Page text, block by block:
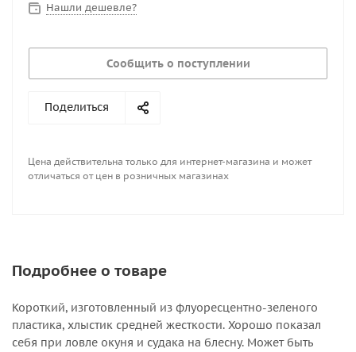
Нашли дешевле?
Сообщить о поступлении
Поделиться
Цена действительна только для интернет-магазина и может
отличаться от цен в розничных магазинах
Подробнее о товаре
Короткий, изготовленный из флуоресцентно-зеленого
пластика, хлыстик средней жесткости. Хорошо показал
себя при ловле окуня и судака на блесну. Может быть